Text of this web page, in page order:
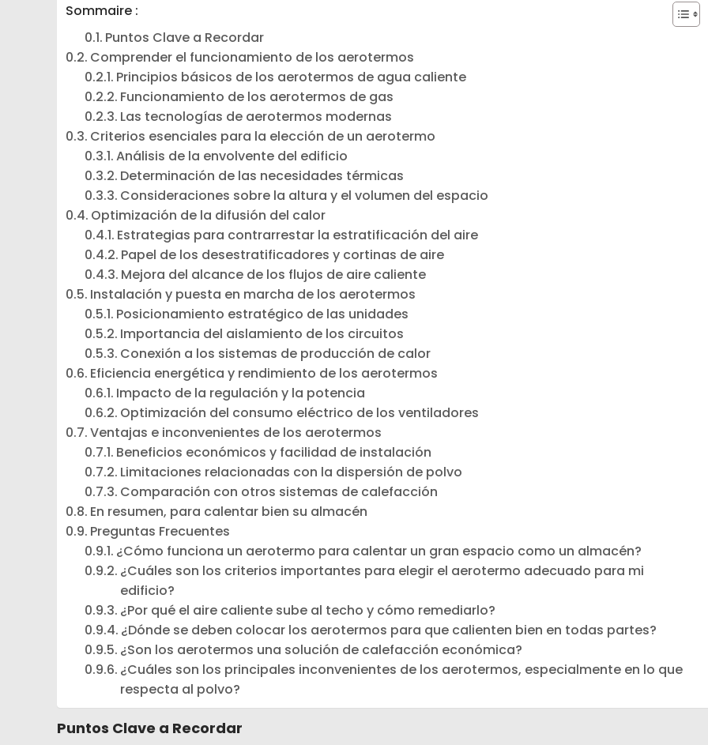
Sommaire :
Puntos Clave a Recordar
Comprender el funcionamiento de los aerotermos
Principios básicos de los aerotermos de agua caliente
Funcionamiento de los aerotermos de gas
Las tecnologías de aerotermos modernas
Criterios esenciales para la elección de un aerotermo
Análisis de la envolvente del edificio
Determinación de las necesidades térmicas
Consideraciones sobre la altura y el volumen del espacio
Optimización de la difusión del calor
Estrategias para contrarrestar la estratificación del aire
Papel de los desestratificadores y cortinas de aire
Mejora del alcance de los flujos de aire caliente
Instalación y puesta en marcha de los aerotermos
Posicionamiento estratégico de las unidades
Importancia del aislamiento de los circuitos
Conexión a los sistemas de producción de calor
Eficiencia energética y rendimiento de los aerotermos
Impacto de la regulación y la potencia
Optimización del consumo eléctrico de los ventiladores
Ventajas e inconvenientes de los aerotermos
Beneficios económicos y facilidad de instalación
Limitaciones relacionadas con la dispersión de polvo
Comparación con otros sistemas de calefacción
En resumen, para calentar bien su almacén
Preguntas Frecuentes
¿Cómo funciona un aerotermo para calentar un gran espacio como un almacén?
¿Cuáles son los criterios importantes para elegir el aerotermo adecuado para mi
edificio?
¿Por qué el aire caliente sube al techo y cómo remediarlo?
¿Dónde se deben colocar los aerotermos para que calienten bien en todas partes?
¿Son los aerotermos una solución de calefacción económica?
¿Cuáles son los principales inconvenientes de los aerotermos, especialmente en lo que
respecta al polvo?
Puntos Clave a Recordar